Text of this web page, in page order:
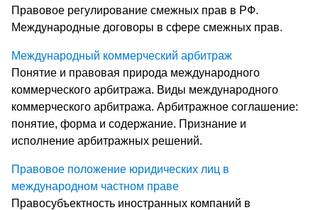
Правовое регулирование смежных прав в РФ.
Международные договоры в сфере смежных прав.
Международный коммерческий арбитраж
Понятие и правовая природа международного
коммерческого арбитража. Виды международного
коммерческого арбитража. Арбитражное соглашение:
понятие, форма и содержание. Признание и
исполнение арбитражных решений.
Правовое положение юридических лиц в
международном частном праве
Правосубъектность иностранных компаний в